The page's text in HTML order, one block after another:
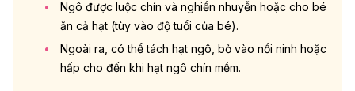
Ngô được luộc chín và nghiền nhuyễn hoặc cho bé
ăn cả hạt (tùy vào độ tuổi của bé).
Ngoài ra, có thể tách hạt ngô, bỏ vào nồi ninh hoặc
hấp cho đến khi hạt ngô chín mềm.